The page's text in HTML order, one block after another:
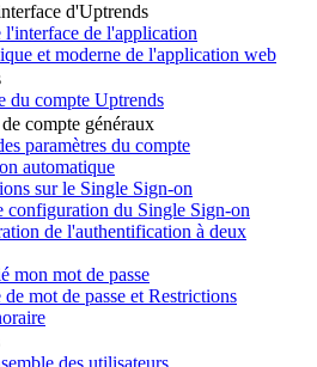
d'Uptrends
l'interface de l'application
et moderne de l'application web
du compte Uptrends
compte généraux
paramètres du compte
automatique
sur le Single Sign-on
configuration du Single Sign-on
de l'authentification à deux
mon mot de passe
mot de passe et Restrictions